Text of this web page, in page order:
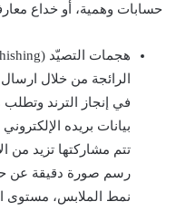
حسابات وهمية، أو خداع
الرائجة من خلال
في إنجاز الترند
بيانات بريده
تتم مشاركتها تزيد من
رسم صورة دقيقة عن
نمط الملابس، مستوى